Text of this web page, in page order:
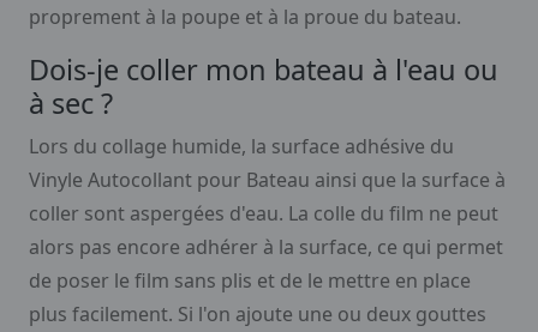
proprement à la poupe et à la proue du bateau.
Dois-je coller mon bateau à l'eau ou
à sec ?
Lors du collage humide, la surface adhésive du
Vinyle Autocollant pour Bateau ainsi que la surface à
coller sont aspergées d'eau. La colle du film ne peut
alors pas encore adhérer à la surface, ce qui permet
de poser le film sans plis et de le mettre en place
plus facilement. Si l'on ajoute une ou deux gouttes